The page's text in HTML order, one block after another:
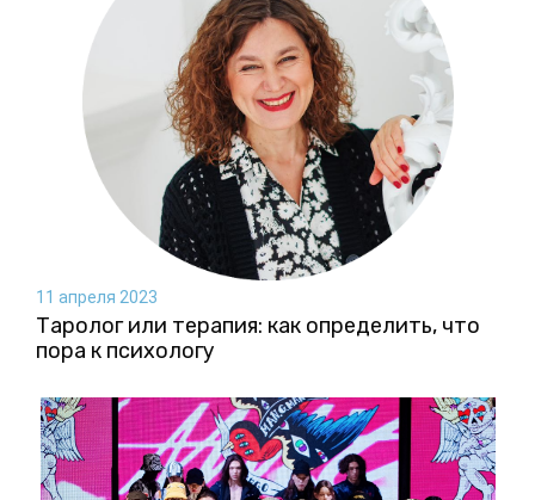
11 апреля 2023
Таролог или терапия: как определить, что
пора к психологу